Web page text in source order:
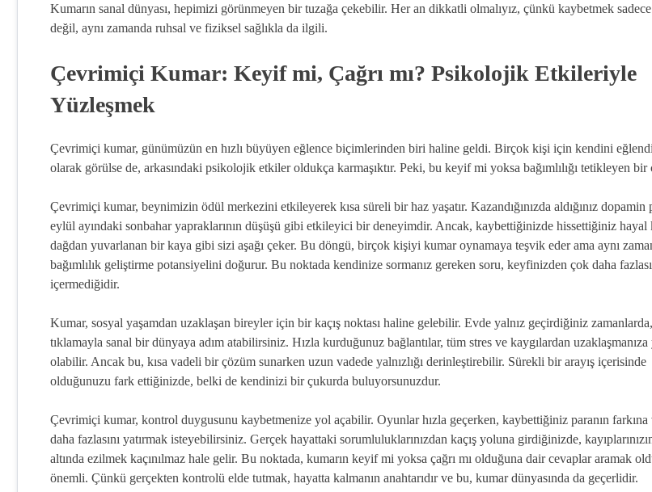
Kumarın sanal dünyası, hepimizi görünmeyen bir tuzağa çekebilir. Her an dikkatli olmalıyız, çünkü kaybetmek
değil, aynı zamanda ruhsal ve fiziksel sağlıkla da ilgili.
Çevrimiçi Kumar: Keyif mi, Çağrı mı? Psikolojik Etkileriyle
Yüzleşmek
Çevrimiçi kumar, günümüzün en hızlı büyüyen eğlence biçimlerinden biri haline geldi. Birçok kişi için kendini
olarak görülse de, arkasındaki psikolojik etkiler oldukça karmaşıktır. Peki, bu keyif mi yoksa bağımlılığı tetikleyen bir
Çevrimiçi kumar, beynimizin ödül merkezini etkileyerek kısa süreli bir haz yaşatır. Kazandığınızda aldığınız dopamin
eylül ayındaki sonbahar yapraklarının düşüşü gibi etkileyici bir deneyimdir. Ancak, kaybettiğinizde hissettiğiniz hayal
dağdan yuvarlanan bir kaya gibi sizi aşağı çeker. Bu döngü, birçok kişiyi kumar oynamaya teşvik eder ama aynı
bağımlılık geliştirme potansiyelini doğurur. Bu noktada kendinize sormanız gereken soru, keyfinizden çok daha
içermediğidir.
Kumar, sosyal yaşamdan uzaklaşan bireyler için bir kaçış noktası haline gelebilir. Evde yalnız geçirdiğiniz
tıklamayla sanal bir dünyaya adım atabilirsiniz. Hızla kurduğunuz bağlantılar, tüm stres ve kaygılardan uzaklaşmanıza
olabilir. Ancak bu, kısa vadeli bir çözüm sunarken uzun vadede yalnızlığı derinleştirebilir. Sürekli bir arayış içerisinde
olduğunuzu fark ettiğinizde, belki de kendinizi bir çukurda buluyorsunuzdur.
Çevrimiçi kumar, kontrol duygusunu kaybetmenize yol açabilir. Oyunlar hızla geçerken, kaybettiğiniz paranın farkına
daha fazlasını yatırmak isteyebilirsiniz. Gerçek hayattaki sorumluluklarınızdan kaçış yoluna girdiğinizde, kayıplarınızın
altında ezilmek kaçınılmaz hale gelir. Bu noktada, kumarın keyif mi yoksa çağrı mı olduğuna dair cevaplar aramak
önemli. Çünkü gerçekten kontrolü elde tutmak, hayatta kalmanın anahtarıdır ve bu, kumar dünyasında da geçerlidir.